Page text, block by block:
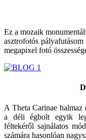
Ez a mozaik
asztrofotós
megapixel fotó
A Theta Carinae
a déli égbolt egyik
féltekéről sajnálatos
számára hasonlóan